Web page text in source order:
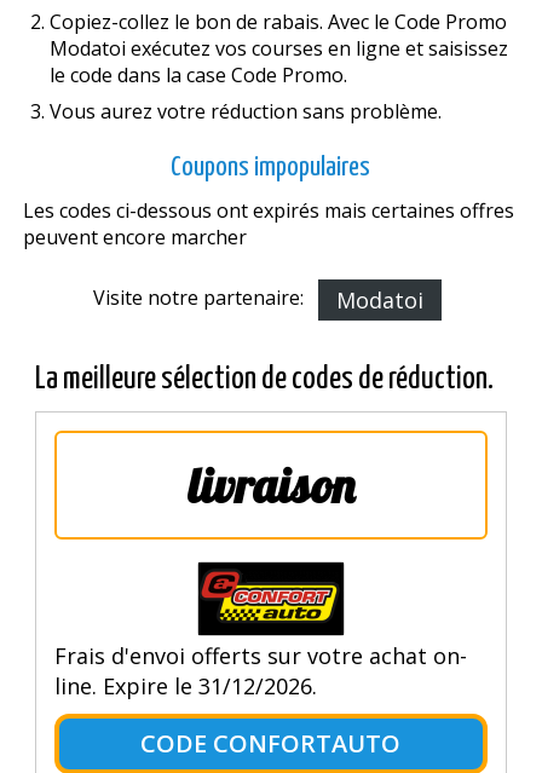
Copiez-collez le bon de rabais. Avec le Code Promo
Modatoi exécutez vos courses en ligne et saisissez
le code dans la case Code Promo.
Vous aurez votre réduction sans problème.
Coupons impopulaires
Les codes ci-dessous ont expirés mais certaines offres
peuvent encore marcher
Visite notre partenaire: Modatoi
La meilleure sélection de codes de réduction.
livraison
Frais d'envoi offerts sur votre achat on-
line. Expire le 31/12/2026.
CODE CONFORTAUTO